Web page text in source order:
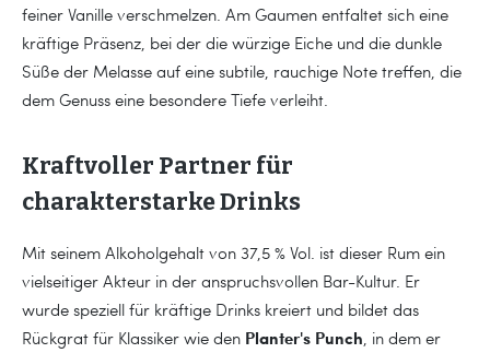
feiner Vanille verschmelzen. Am Gaumen entfaltet sich eine
kräftige Präsenz, bei der die würzige Eiche und die dunkle
Süße der Melasse auf eine subtile, rauchige Note treffen, die
dem Genuss eine besondere Tiefe verleiht.
Kraftvoller Partner für
charakterstarke Drinks
Mit seinem Alkoholgehalt von 37,5 % Vol. ist dieser Rum ein
vielseitiger Akteur in der anspruchsvollen Bar-Kultur. Er
wurde speziell für kräftige Drinks kreiert und bildet das
Rückgrat für Klassiker wie den Planter's Punch, in dem er